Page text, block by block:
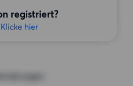
registriert?
Klicke hier